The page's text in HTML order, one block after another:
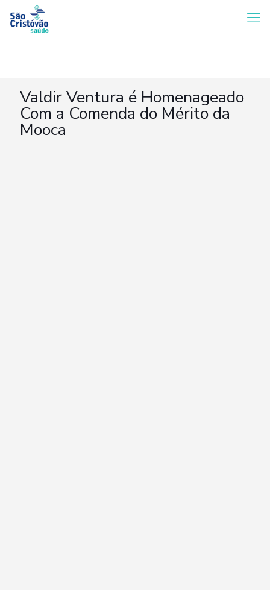
Valdir Ventura é Homenageado
Com a Comenda do Mérito da
Mooca